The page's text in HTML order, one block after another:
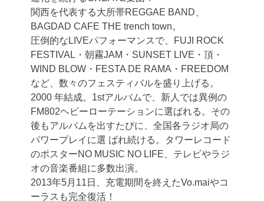
関西を代表する大所帯REGGAE BAND、
BAGDAD CAFE THE trench town。
圧倒的なLIVEパフォーマンスで、FUJI ROCK
FESTIVAL・朝霧JAM・SUNSET LIVE・頂・
WIND BLOW・FESTA DE RAMA・FREEDOM
など、数々のフェスティバルを盛り上げる。
2000 年結成。1stアルバムで、新人では異例の
FM802ヘビーローテーションに選ばれる。その
後もアルバムを出すたびに、全国各ラジオ局の
パワープレイに選 ばれ続ける。タワーレコード
のポスターNO MUSIC NO LIFE、テレビやラジ
オの音楽番組に多数出演。
2013年5月11日、充電期間を終えたVo.maiやコ
ーラスも完全復活！